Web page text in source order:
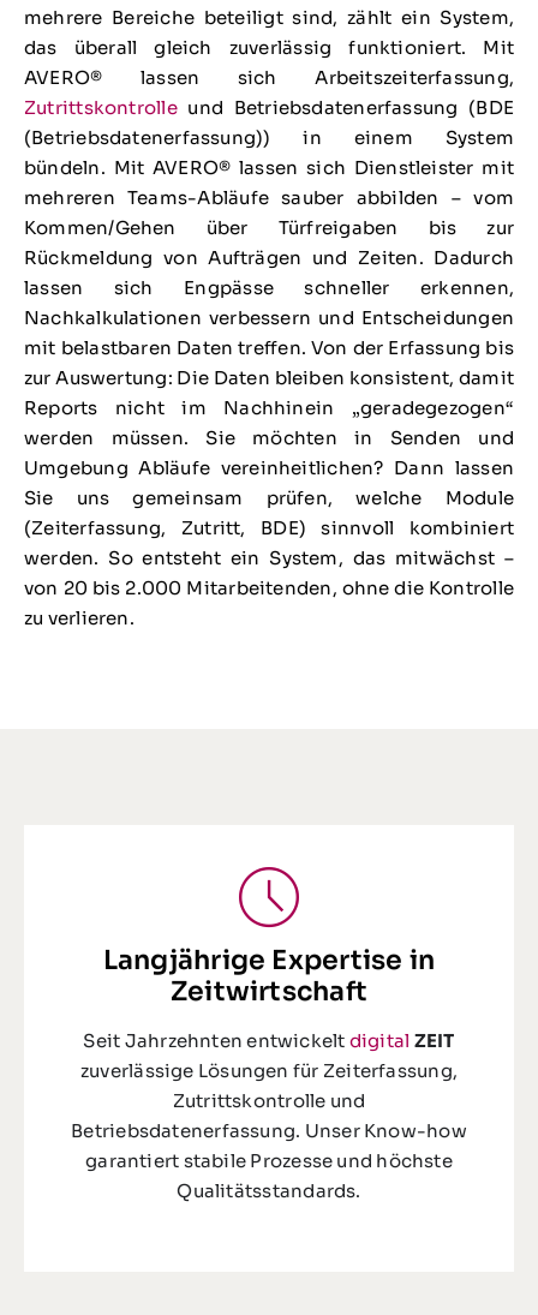
mehrere Bereiche beteiligt sind, zählt ein System,
das überall gleich zuverlässig funktioniert. Mit
AVERO® lassen sich Arbeitszeiterfassung,
Zutrittskontrolleund Betriebsdatenerfassung (BDE
(Betriebsdatenerfassung)) in einem System
bündeln. Mit AVERO® lassen sich Dienstleister mit
mehreren Teams-Abläufe sauber abbilden – vom
Kommen/Gehen über Türfreigaben bis zur
Rückmeldung von Aufträgen und Zeiten. Dadurch
lassen sich Engpässe schneller erkennen,
Nachkalkulationen verbessern und Entscheidungen
mit belastbaren Daten treffen. Von der Erfassung bis
zur Auswertung: Die Daten bleiben konsistent, damit
Reports nicht im Nachhinein „geradegezogen“
werden müssen. Sie möchten in Senden und
Umgebung Abläufe vereinheitlichen? Dann lassen
Sie uns gemeinsam prüfen, welche Module
(Zeiterfassung, Zutritt, BDE) sinnvoll kombiniert
werden. So entsteht ein System, das mitwächst –
von 20 bis 2.000 Mitarbeitenden, ohne die Kontrolle
zu verlieren.
Langjährige Expertise in
Zeitwirtschaft
Seit Jahrzehnten entwickelt digital ZEIT
zuverlässige Lösungen für Zeiterfassung,
Zutrittskontrolle und
Betriebsdatenerfassung. Unser Know-how
garantiert stabile Prozesse und höchste
Qualitätsstandards.